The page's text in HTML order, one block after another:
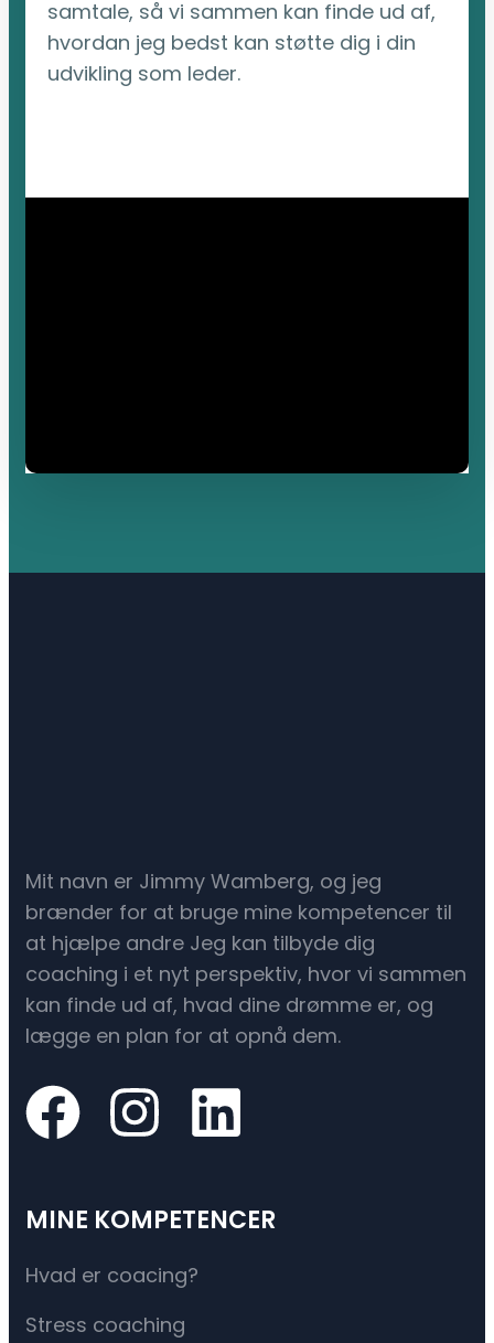
samtale, så vi sammen kan finde ud af,
hvordan jeg bedst kan støtte dig i din
udvikling som leder.
Mit navn er Jimmy Wamberg, og jeg
brænder for at bruge mine kompetencer til
at hjælpe andre Jeg kan tilbyde dig
coaching i et nyt perspektiv, hvor vi sammen
kan finde ud af, hvad dine drømme er, og
lægge en plan for at opnå dem.
MINE KOMPETENCER
Hvad er coacing?
Stress coaching